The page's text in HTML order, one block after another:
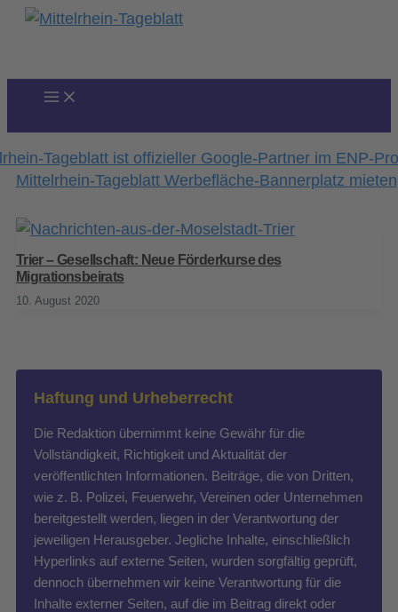
Zum
Trier – Gesellschaft: Neue Förderkurse des
Migrationsbeirats
10. August 2020
Haftung und Urheberrecht
Die Redaktion übernimmt keine Gewähr für die
Vollständigkeit, Richtigkeit und Aktualität der
veröffentlichten Informationen. Beiträge, die von Dritten,
wie z. B. Polizei, Feuerwehr, Vereinen oder Unternehmen
bereitgestellt werden, liegen in der Verantwortung der
jeweiligen Herausgeber. Jegliche Inhalte, einschließlich
Hyperlinks auf externe Seiten, wurden sorgfältig geprüft,
dennoch übernehmen wir keine Verantwortung für die
Inhalte externer Seiten, auf die im Beitrag direkt oder